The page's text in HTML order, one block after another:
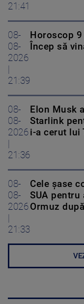
21:41
08-
08-
2026
21:39
Horoscop
Încep să
08-
08-
2026
21:36
Elon Musk
Starlink
i-a cerut lui
08-
08-
2026
21:33
Cele șase
SUA
Ormuz